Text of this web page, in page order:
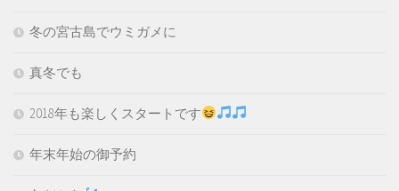
冬の宮古島でウミガメに
真冬でも
2018年も楽しくスタートです
年末年始の御予約